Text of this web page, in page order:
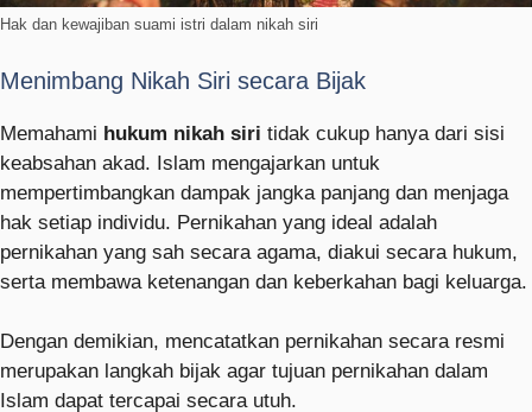
Hak dan kewajiban suami istri dalam nikah siri
Menimbang Nikah Siri secara Bijak
Memahami hukum nikah siri tidak cukup hanya dari sisi
keabsahan akad. Islam mengajarkan untuk
mempertimbangkan dampak jangka panjang dan menjaga
hak setiap individu. Pernikahan yang ideal adalah
pernikahan yang sah secara agama, diakui secara hukum,
serta membawa ketenangan dan keberkahan bagi keluarga.
Dengan demikian, mencatatkan pernikahan secara resmi
merupakan langkah bijak agar tujuan pernikahan dalam
Islam dapat tercapai secara utuh.